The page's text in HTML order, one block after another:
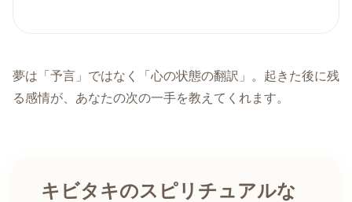
夢は「予言」ではなく「心の状態の翻訳」。起きた後に残
る感情が、あなたの次の一手を教えてくれます。
キビタキのスピリチュアルな